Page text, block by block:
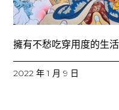
擁有不愁吃穿用度的生
2022 年 1 月 9 日